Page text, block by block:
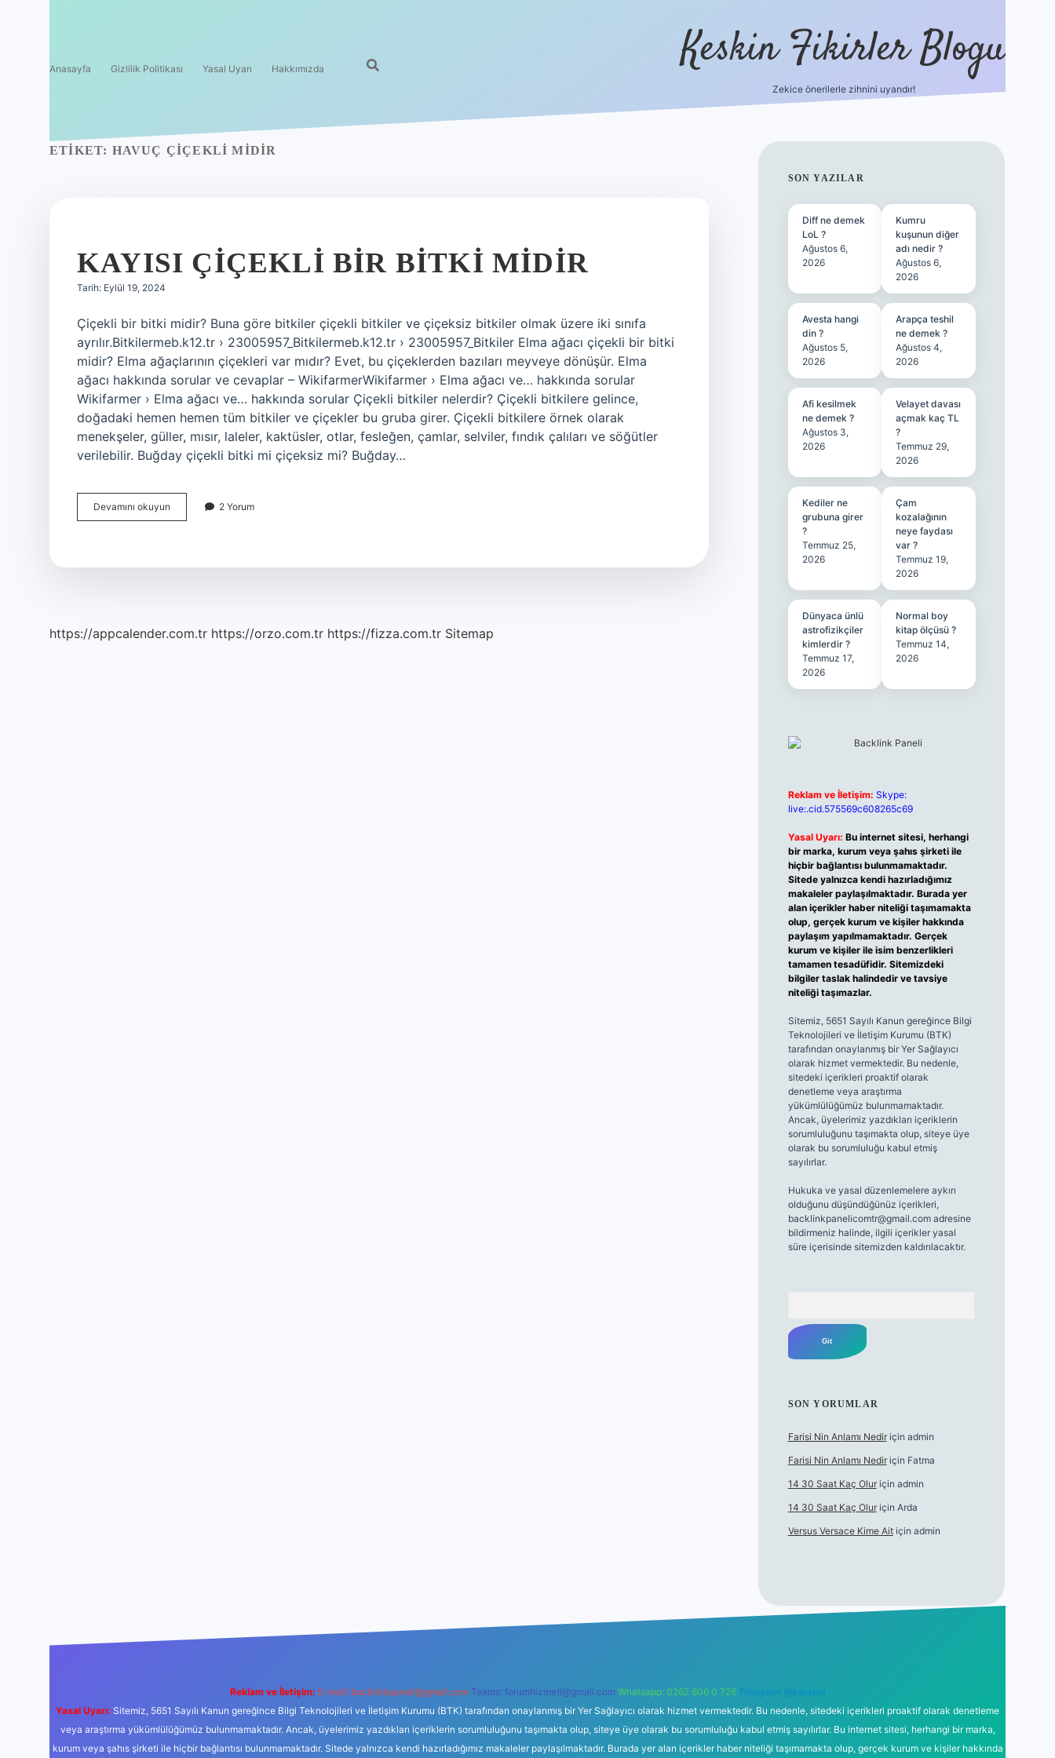
Anasayfa Gizlilik Politikası Yasal Uyarı Hakkımızda Keskin Fikirler Blogu
Zekice önerilerle zihnini uyandır!
ETIKET: HAVUÇ ÇIÇEKLI MIDIR
KAYISI ÇIÇEKLI BIR BITKI MIDIR
Tarih: Eylül 19, 2024
Çiçekli bir bitki midir? Buna göre bitkiler çiçekli bitkiler ve çiçeksiz bitkiler olmak üzere iki sınıfa
ayrılır.Bitkilermeb.k12.tr › 23005957_Bitkilermeb.k12.tr › 23005957_Bitkiler Elma ağacı çiçekli bir bitki
midir? Elma ağaçlarının çiçekleri var mıdır? Evet, bu çiçeklerden bazıları meyveye dönüşür. Elma
ağacı hakkında sorular ve cevaplar – WikifarmerWikifarmer › Elma ağacı ve… hakkında sorular
Wikifarmer › Elma ağacı ve… hakkında sorular Çiçekli bitkiler nelerdir? Çiçekli bitkilere gelince,
doğadaki hemen hemen tüm bitkiler ve çiçekler bu gruba girer. Çiçekli bitkilere örnek olarak
menekşeler, güller, mısır, laleler, kaktüsler, otlar, fesleğen, çamlar, selviler, fındık çalıları ve söğütler
verilebilir. Buğday çiçekli bitki mi çiçeksiz mi? Buğday…
Devamını okuyun
Çiçekli
2 Yorum
https://appcalender.com.tr https://orzo.com.tr https://fizza.com.tr Sitemap
SIDEBAR
SON YAZILAR
Diff ne demek
LoL ?
Ağustos 6,
2026
Kumru
kuşunun diğer
adı nedir ?
Ağustos 6,
2026
Avesta hangi
din ?
Ağustos 5,
2026
Arapça teshil
ne demek ?
Ağustos 4,
2026
Afi kesilmek
ne demek ?
Ağustos 3,
2026
Velayet davası
açmak kaç TL
?
Temmuz 29,
2026
Kediler ne
grubuna girer
?
Temmuz 25,
2026
Çam
kozalağının
neye faydası
var ?
Temmuz 19,
2026
Dünyaca ünlü
astrofizikçiler
kimlerdir ?
Temmuz 17,
2026
Normal boy
kitap ölçüsü ?
Temmuz 14,
2026
Reklam ve İletişim: Skype:
live:.cid.575569c608265c69
Yasal Uyarı: Bu internet sitesi, herhangi
bir marka, kurum veya şahıs şirketi ile
hiçbir bağlantısı bulunmamaktadır.
Sitede yalnızca kendi hazırladığımız
makaleler paylaşılmaktadır. Burada yer
alan içerikler haber niteliği taşımamakta
olup, gerçek kurum ve kişiler hakkında
paylaşım yapılmamaktadır. Gerçek
kurum ve kişiler ile isim benzerlikleri
tamamen tesadüfidir. Sitemizdeki
bilgiler taslak halindedir ve tavsiye
niteliği taşımazlar.
Sitemiz, 5651 Sayılı Kanun gereğince Bilgi
Teknolojileri ve İletişim Kurumu (BTK)
tarafından onaylanmış bir Yer Sağlayıcı
olarak hizmet vermektedir. Bu nedenle,
sitedeki içerikleri proaktif olarak
denetleme veya araştırma
yükümlülüğümüz bulunmamaktadır.
Ancak, üyelerimiz yazdıkları içeriklerin
sorumluluğunu taşımakta olup, siteye üye
olarak bu sorumluluğu kabul etmiş
sayılırlar.
Hukuka ve yasal düzenlemelere aykırı
olduğunu düşündüğünüz içerikleri,
backlinkpanelicomtr@gmail.comadresine
bildirmeniz halinde, ilgili içerikler yasal
süre içerisinde sitemizden kaldırılacaktır.
SON YORUMLAR
Farisi Nin Anlamı Nediriçin admin
Farisi Nin Anlamı Nediriçin Fatma
14 30 Saat Kaç Oluriçin admin
14 30 Saat Kaç Oluriçin Arda
Versus Versace Kime Aitiçin admin
vdcasinogir.net
Reklam ve İletişim: E-mail: backlinkpaneli@gmail.com Teams: forumhizmeti@gmail.com Whatsapp: 0262 606 0 726 Telegram: @karabul
Yasal Uyarı: Sitemiz, 5651 Sayılı Kanun gereğince Bilgi Teknolojileri ve İletişim Kurumu (BTK) tarafından onaylanmış bir Yer Sağlayıcı olarak hizmet vermektedir. Bu nedenle, sitedeki içerikleri proaktif olarak denetleme
veya araştırma yükümlülüğümüz bulunmamaktadır. Ancak, üyelerimiz yazdıkları içeriklerin sorumluluğunu taşımakta olup, siteye üye olarak bu sorumluluğu kabul etmiş sayılırlar. Bu internet sitesi, herhangi bir marka,
kurum veya şahıs şirketi ile hiçbir bağlantısı bulunmamaktadır. Sitede yalnızca kendi hazırladığımız makaleler paylaşılmaktadır. Burada yer alan içerikler haber niteliği taşımamakta olup, gerçek kurum ve kişiler hakkında